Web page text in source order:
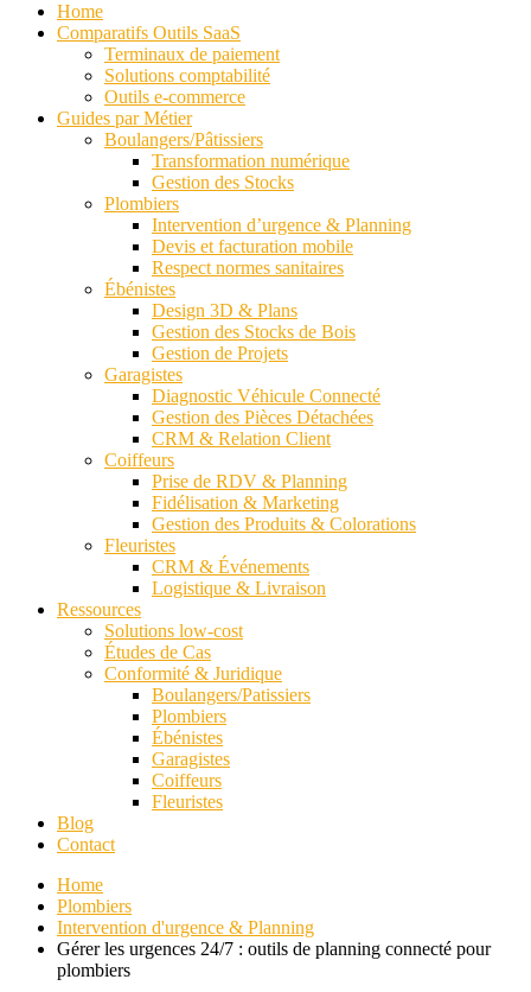
Home
Comparatifs Outils SaaS
Terminaux de paiement
Solutions comptabilité
Outils e-commerce
Guides par Métier
Boulangers/Pâtissiers
Transformation numérique
Gestion des Stocks
Plombiers
Intervention d’urgence & Planning
Devis et facturation mobile
Respect normes sanitaires
Ébénistes
Design 3D & Plans
Gestion des Stocks de Bois
Gestion de Projets
Garagistes
Diagnostic Véhicule Connecté
Gestion des Pièces Détachées
CRM & Relation Client
Coiffeurs
Prise de RDV & Planning
Fidélisation & Marketing
Gestion des Produits & Colorations
Fleuristes
CRM & Événements
Logistique & Livraison
Ressources
Solutions low-cost
Études de Cas
Conformité & Juridique
Boulangers/Patissiers
Plombiers
Ébénistes
Garagistes
Coiffeurs
Fleuristes
Blog
Contact
Home
Plombiers
Intervention d'urgence & Planning
Gérer les urgences 24/7 : outils de planning connecté pour
plombiers